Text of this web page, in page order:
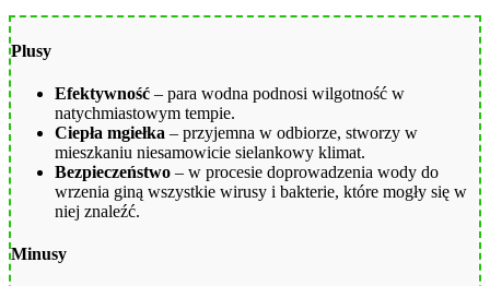
Plusy
Efektywność – para wodna podnosi wilgotność w
natychmiastowym tempie.
Ciepła mgiełka – przyjemna w odbiorze, stworzy w
mieszkaniu niesamowicie sielankowy klimat.
Bezpieczeństwo – w procesie doprowadzenia wody do
wrzenia giną wszystkie wirusy i bakterie, które mogły się w
niej znaleźć.
Minusy